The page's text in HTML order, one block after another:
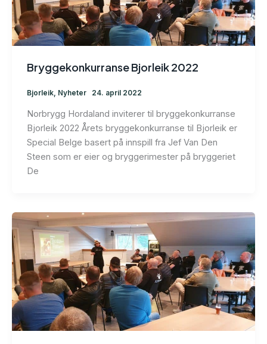
Bryggekonkurranse Bjorleik 2022
Bjorleik, Nyheter 24. april 2022
Norbrygg Hordaland inviterer til bryggekonkurranse
Bjorleik 2022 Årets bryggekonkurranse til Bjorleik er
Special Belge basert på innspill fra Jef Van Den
Steen som er eier og bryggerimester på bryggeriet
De